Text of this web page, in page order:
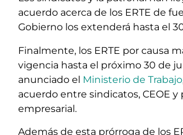
acuerdo acerca de los ERTE de
Gobierno los extenderá hasta el
Finalmente, los ERTE por causa
vigencia hasta el próximo 30 de
anunciado el Ministerio de Trabajo
acuerdo entre sindicatos, CEOE y
empresarial.
Además de esta prórroga de los